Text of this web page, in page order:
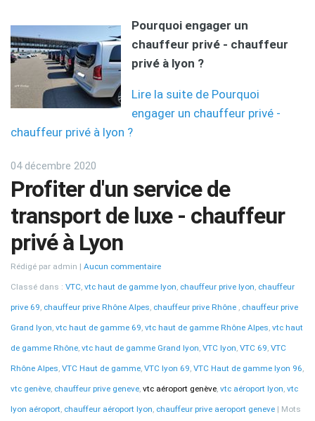
Pourquoi engager un
chauffeur privé - chauffeur
privé à lyon ?
Lire la suite de Pourquoi
engager un chauffeur privé -
chauffeur privé à lyon ?
04 décembre 2020
Profiter d'un service de
transport de luxe - chauffeur
privé à Lyon
Rédigé par admin Aucun commentaire
Classé dans : VTC, vtc haut de gamme lyon, chauffeur prive lyon, chauffeur
prive 69, chauffeur prive Rhône Alpes, chauffeur prive Rhône , chauffeur prive
Grand lyon, vtc haut de gamme 69, vtc haut de gamme Rhône Alpes, vtc haut
de gamme Rhône, vtc haut de gamme Grand lyon, VTC lyon, VTC 69, VTC
Rhône Alpes, VTC Haut de gamme, VTC lyon 69, VTC Haut de gamme lyon 96,
vtc genève, chauffeur prive geneve, vtc aéroport genève, vtc aéroport lyon, vtc
lyon aéroport, chauffeur aéroport lyon, chauffeur prive aeroport geneve Mots